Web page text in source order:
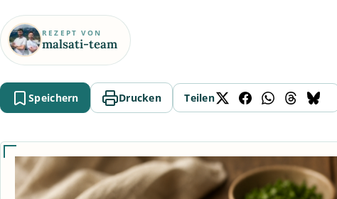
REZEPT VON
malsati-team
Speichern Drucken Teilen